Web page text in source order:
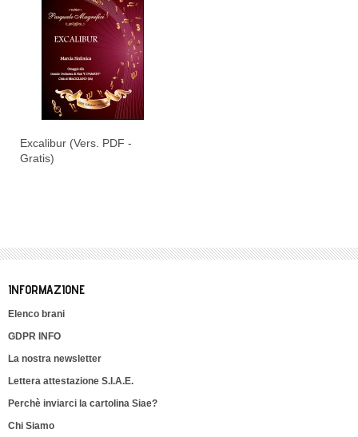
Excalibur (Vers. PDF -
Gratis)
INFORMAZIONE
Elenco brani
GDPR INFO
La nostra newsletter
Lettera attestazione S.I.A.E.
Perchè inviarci la cartolina Siae?
Chi Siamo